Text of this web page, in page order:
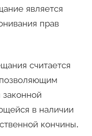
является
прав
считается
законной
в наличии
кончины.